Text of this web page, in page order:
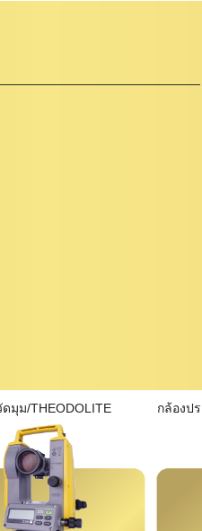
ดมุม/THEODOLITE กล้องป